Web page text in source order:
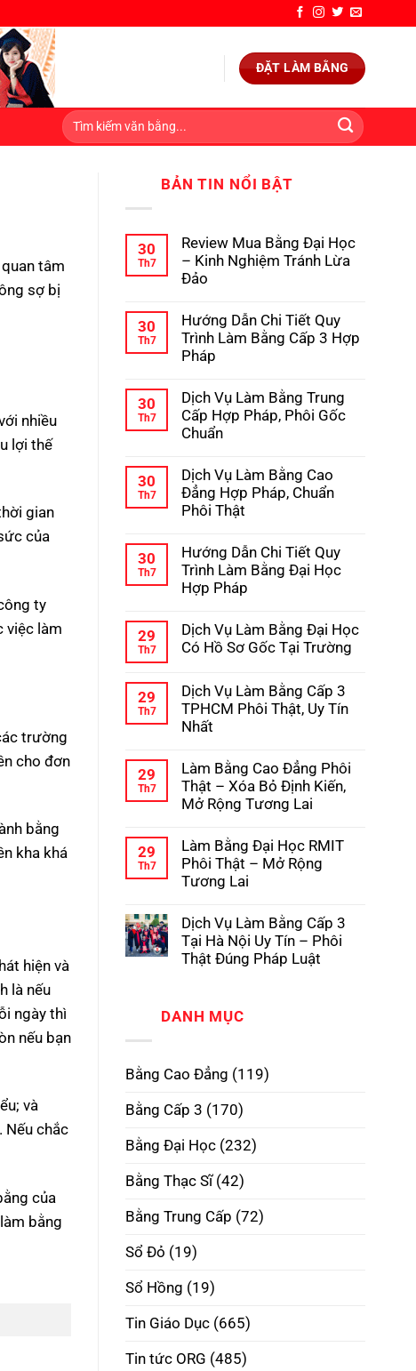
ĐẶT LÀM BẰNG
tâm
sợ bị
nhiều
lợi thế
gian
của
ty
việc làm
trường
cho đơn
bằng
kha khá
hiện và
là nếu
ngày thì
nếu bạn
và
Nếu chắc
của
bằng
BẢN TIN NỔI BẬT
30
Th7
Review Mua Bằng Đại Học
– Kinh Nghiệm Tránh Lừa
Đảo
bình
luận
ở
Review
Đại
Học
–
Kinh
Lừa
Đảo
30
Th7
Hướng Dẫn Chi Tiết Quy
Trình Làm Bằng Cấp 3 Hợp
Pháp
bình
luận
ở
Hướng
Tiết
Quy
Trình
Làm
3
Hợp
Pháp
30
Th7
Dịch Vụ Làm Bằng Trung
Cấp Hợp Pháp, Phôi Gốc
Chuẩn
bình
luận
ở
Dịch
Bằng
Trung
Cấp
Hợp
Gốc
Chuẩn
30
Th7
Dịch Vụ Làm Bằng Cao
Đẳng Hợp Pháp, Chuẩn
Phôi Thật
bình
luận
ở
Dịch
Bằng
Cao
Đẳng
Chuẩn
Phôi
Thật
30
Th7
Hướng Dẫn Chi Tiết Quy
Trình Làm Bằng Đại Học
Hợp Pháp
bình
luận
ở
Chi
Tiết
Quy
Trình
Đại
Học
Hợp
Pháp
29
Th7
Dịch Vụ Làm Bằng Đại Học
Có Hồ Sơ Gốc Tại Trường
bình
luận
ở
Dịch
Bằng
Đại
Học
Có
Gốc
Tại
Trường
29
Th7
Dịch Vụ Làm Bằng Cấp 3
TPHCM Phôi Thật, Uy Tín
Nhất
bình
luận
ở
Dịch
Bằng
Cấp
3
TPHCM
Uy
Tín
Nhất
29
Th7
Làm Bằng Cao Đẳng Phôi
Thật – Xóa Bỏ Định Kiến,
Mở Rộng Tương Lai
bình
luận
ở
Làm
Đẳng
Phôi
Thật
Kiến,
Mở
29
Th7
Làm Bằng Đại Học RMIT
Phôi Thật – Mở Rộng
Tương Lai
bình
luận
ở
Làm
RMIT
Phôi
Rộng
Dịch Vụ Làm Bằng Cấp 3
Tại Hà Nội Uy Tín – Phôi
Thật Đúng Pháp Luật
luận
Bằng
3
Tại
Nội
Uy
–
Phôi
Đúng
Pháp
DANH MỤC
Bằng Cao Đẳng (119)
Bằng Cấp 3 (170)
Bằng Đại Học (232)
Bằng Thạc Sĩ(42)
Bằng Trung Cấp (72)
Sổ Đỏ (19)
Sổ Hồng (19)
Tin Giáo Dục (665)
Tin tức ORG (485)